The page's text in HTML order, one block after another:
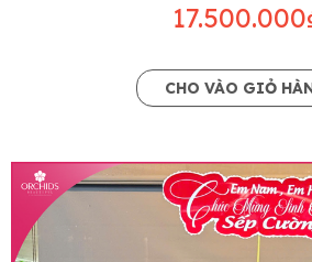
CHO VÀO GIỎ